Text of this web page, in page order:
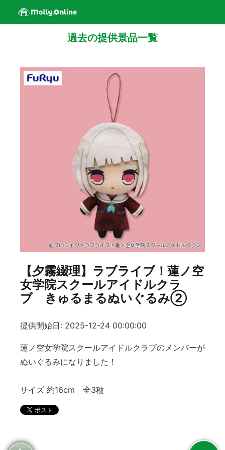
過去の提供景品一覧
【夕霧綴理】ラブライブ！蓮ノ空
女学院スクールアイドルクラ
ブ きゅるまるぬいぐるみ②
提供開始日: 2025-12-24 00:00:00
蓮ノ空女学院スクールアイドルクラブのメンバーが
ぬいぐるみになりました！
サイズ 約16cm 全3種